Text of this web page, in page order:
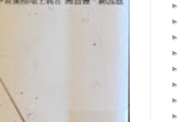
►
►
►
►
►
►
►
►